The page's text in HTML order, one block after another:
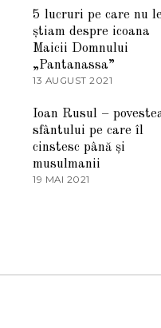
5
A
R
T
I
2
2
2
5 lucruri pe care nu le
știam despre icoana
Maicii Domnului
„Pantanassa”
13 AUGUST 2021
U
G
U
S
Ioan Rusul –
sfântului pe care îl
cinstesc până și
musulmanii
19 MAI 2021